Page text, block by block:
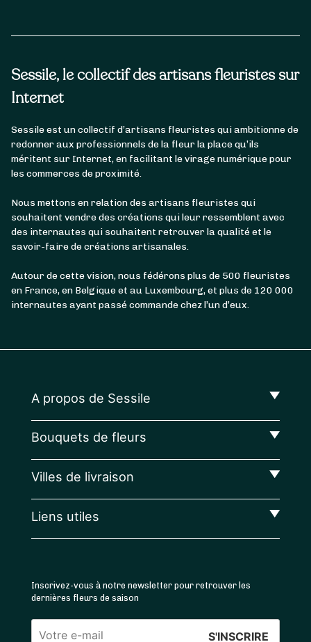
Sessile, le collectif des artisans fleuristes sur
Internet
Sessile est un collectif d’artisans fleuristes qui ambitionne de
redonner aux professionnels de la fleur la place qu’ils
méritent sur Internet, en facilitant le virage numérique pour
les commerces de proximité.
Nous mettons en relation des artisans fleuristes qui
souhaitent vendre des créations qui leur ressemblent avec
des internautes qui souhaitent retrouver la qualité et le
savoir-faire de créations artisanales.
Autour de cette vision, nous fédérons plus de 500 fleuristes
en France, en Belgique et au Luxembourg, et plus de 120 000
internautes ayant passé commande chez l’un d’eux.
A propos de Sessile
Bouquets de fleurs
Villes de livraison
Liens utiles
Inscrivez-vous à notre newsletter pour retrouver les
dernières fleurs de saison